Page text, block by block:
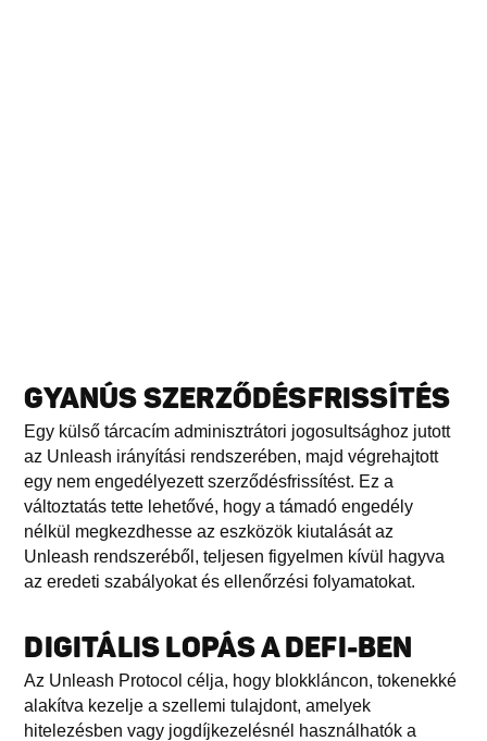
GYANÚS SZERZŐDÉSFRISSÍTÉS
Egy külső tárcacím adminisztrátori jogosultsághoz jutott
az Unleash irányítási rendszerében, majd végrehajtott
egy nem engedélyezett szerződésfrissítést. Ez a
változtatás tette lehetővé, hogy a támadó engedély
nélkül megkezdhesse az eszközök kiutalását az
Unleash rendszeréből, teljesen figyelmen kívül hagyva
az eredeti szabályokat és ellenőrzési folyamatokat.
DIGITÁLIS LOPÁS A DEFI-BEN
Az Unleash Protocol célja, hogy blokkláncon, tokenekké
alakítva kezelje a szellemi tulajdont, amelyek
hitelezésben vagy jogdíjkezelésnél használhatók a